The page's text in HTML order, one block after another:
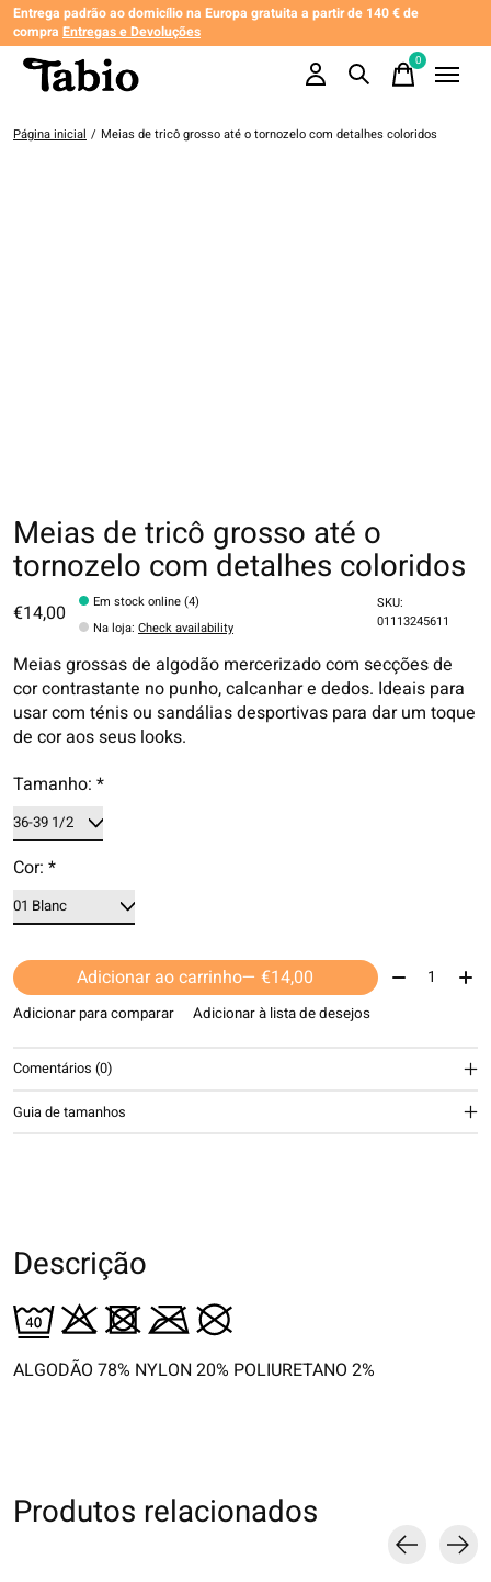
Entrega padrão ao domicílio na Europa gratuita a partir de 140 € de
compra Entregas e Devoluções
0items
Página inicial / Meias de tricô grosso até o tornozelo com detalhes coloridos
Meias de tricô grosso até o
tornozelo com detalhes coloridos
€14,00
Em stock online (4)
Na loja:Check availability
SKU:
01113245611
Meias grossas de algodão mercerizado com secções de
cor contrastante no punho, calcanhar e dedos. Ideais para
usar com ténis ou sandálias desportivas para dar um toque
de cor aos seus looks.
Tamanho: *
Cor: *
Adicionar ao carrinho — €14,00 Quantidade:
Adicionar para comparar Adicionar à lista de desejos
Comentários (0)
Guia de tamanhos
Descrição
ALGODÃO 78% NYLON 20% POLIURETANO 2%
Produtos relacionados